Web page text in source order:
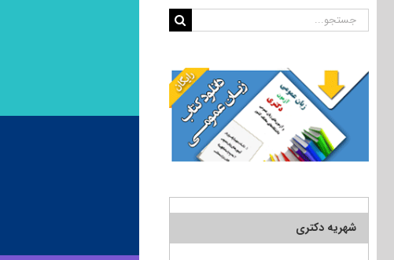
جستجو
شهریه دکتری